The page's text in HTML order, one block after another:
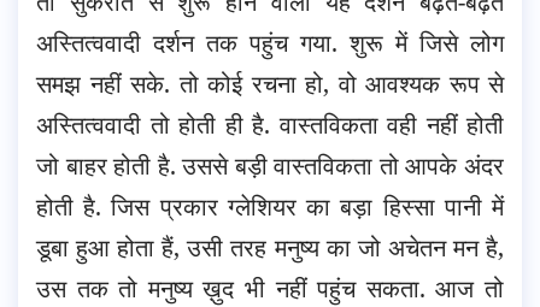
अस्तित्ववादी दर्शन तक पहुंच गया. शुरू में जिसे लोग
समझ नहीं सके. तो कोई रचना हो, वो आवश्यक रूप से
अस्तित्ववादी तो होती ही है. वास्तविकता वही नहीं होती
जो बाहर होती है. उससे बड़ी वास्तविकता तो आपके अंदर
होती है. जिस प्रकार ग्लेशियर का बड़ा हिस्सा पानी में
डूबा हुआ होता हैं, उसी तरह मनुष्य का जो अचेतन मन है,
उस तक तो मनुष्य ख़ुद भी नहीं पहुंच सकता. आज तो